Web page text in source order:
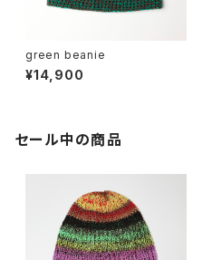
green beanie
¥14,900
セール中の商品